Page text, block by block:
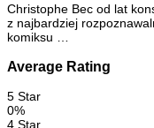
Christophe Bec od lat
z najbardziej
komiksu …
Average Rating
5 Star
0%
4 Star